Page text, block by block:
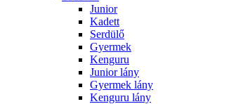
Junior
Kadett
Serdülő
Gyermek
Kenguru
Junior lány
Gyermek lány
Kenguru lány